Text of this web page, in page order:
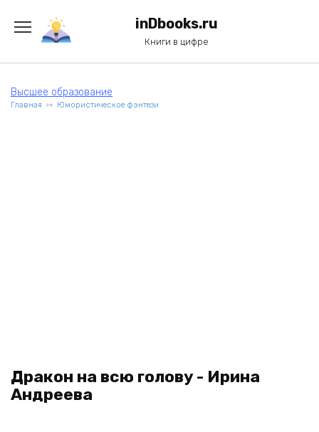
содержанию
inDbooks.ru
Книги в цифре
Высшее образование
Главная Юмористическое фэнтези
Дракон на всю голову - Ирина
Андреева